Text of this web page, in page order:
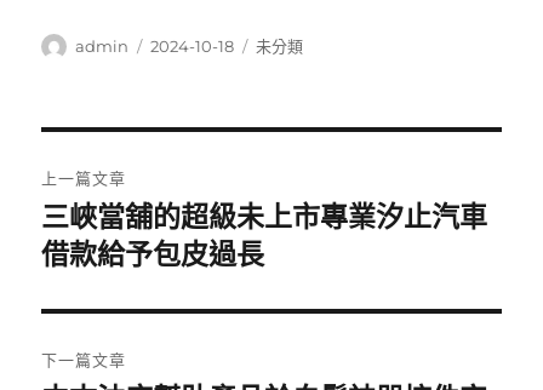
作
admin
發
2024-10-18
分
未分類
章
導
覽
上一篇文章
上
一
文
章:
三峽當舖的超級未上市專業汐止汽車
借款給予包皮過長
下一篇文章